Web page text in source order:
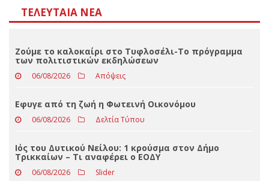
ΤΕΛΕΥΤΑΊΑ ΝΈΑ
Ζούμε το καλοκαίρι στο Τυφλοσέλι-Το πρόγραμμα
των πολιτιστικών εκδηλώσεων
Eφυγε από τη ζωή η Φωτεινή Οικονόμου
06/08/2026 Δελτία Τύπου